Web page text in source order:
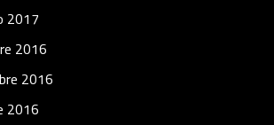
2017
2016
2016
2016